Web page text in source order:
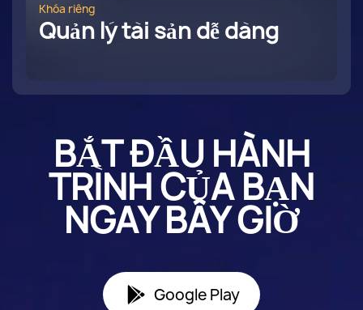
Khóa riêng
Quản lý tài sản dễ dàng
BẮT ĐẦU HÀNH
TRÌNH CỦA BẠN
NGAY BÂY GIỜ
Google Play